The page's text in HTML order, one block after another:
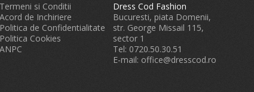
Termeni si Conditii
Acord de Inchiriere
Politica de Confidentialitate
Politica Cookies
ANPC
Dress Cod Fashion
Bucuresti, piata Domenii,
str. George Missail 115,
sector 1
Tel: 0720.50.30.51
E-mail: office@dresscod.ro